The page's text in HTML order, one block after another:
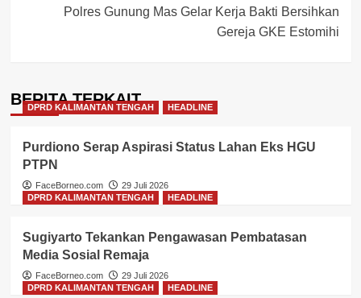
Polres Gunung Mas Gelar Kerja Bakti Bersihkan
Gereja GKE Estomihi
BERITA TERKAIT
DPRD KALIMANTAN TENGAH HEADLINE
Purdiono Serap Aspirasi Status Lahan Eks HGU
PTPN
FaceBorneo.com
29 Juli 2026
DPRD KALIMANTAN TENGAH
HEADLINE
Sugiyarto Tekankan Pengawasan Pembatasan
Media Sosial Remaja
FaceBorneo.com
29 Juli 2026
DPRD KALIMANTAN TENGAH
HEADLINE